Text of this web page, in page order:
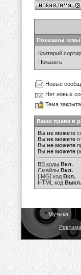
Показаны темы
Критерий
Показать
Новые
Нет новых
Тема закрыта
Ваши права в
Вы не можете
Вы не можете
Вы не можете
Вы не можете
BB коды Вкл.
Смайлы Вкл.
[IMG] код Вкл.
HTML код Выкл.
Музыка